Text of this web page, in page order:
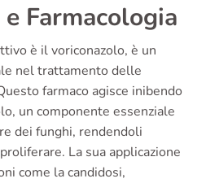
Farmacologia
è il voriconazolo, è un
nel trattamento delle
farmaco agisce inibendo
un componente essenziale
dei funghi, rendendoli
La sua applicazione
come la candidosi,